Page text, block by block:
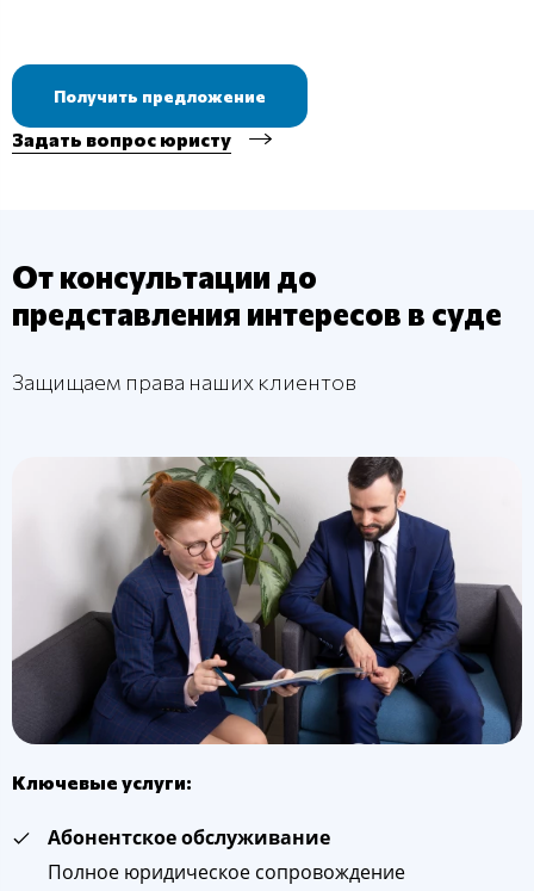
Получить предложение
Задать вопрос юристу
От консультации до
представления интересов в суде
Защищаем права наших клиентов
Ключевые услуги:
Абонентское обслуживание
Полное юридическое сопровождение